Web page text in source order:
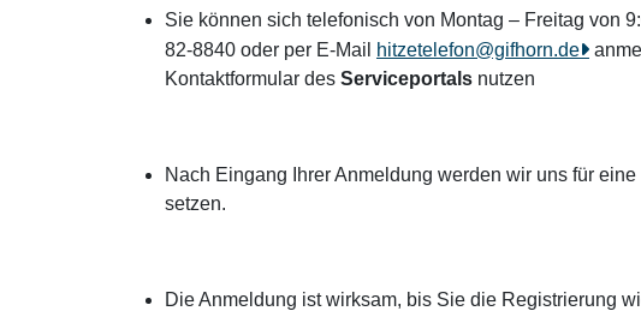
Sie können sich telefonisch von Montag – Freitag von
82-8840 oder per E-Mail
hitzetelefon@gifhorn.de
Kontaktformular des Serviceportals nutzen
Nach Eingang Ihrer Anmeldung werden wir uns für
setzen.
Die Anmeldung ist wirksam, bis Sie die Registrierung